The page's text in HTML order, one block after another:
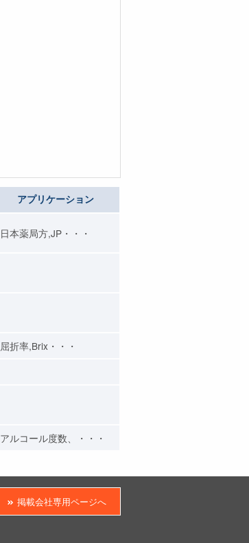
アプリケーション
日本薬局方,JP・・・
屈折率,Brix・・・
アルコール度数、・・・
掲載会社専用ページへ